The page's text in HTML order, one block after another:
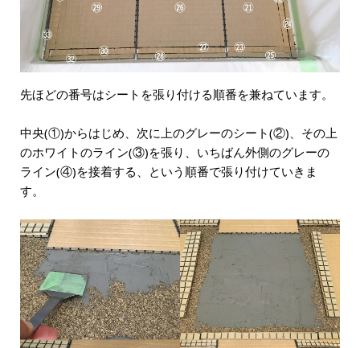
先ほどの番号はシートを張り付ける順番を兼ねています。
中央(①)からはじめ、次に上のグレーのシート(②)、その上
のホワイトのライン(③)を張り、いちばん外側のグレーの
ライン(④)を接着する、という順番で張り付けていきま
す。